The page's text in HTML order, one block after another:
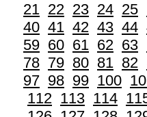
21 22 23 24 25
40 41 42 43 44
59 60 61 62 63
78 79 80 81 82
97 98 99 100
112 113 114